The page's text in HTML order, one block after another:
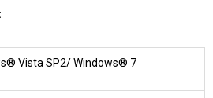
Vista SP2/ Windows® 7